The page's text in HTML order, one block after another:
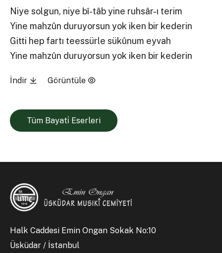
Niye solgun, niye bî-tâb yine ruhsâr-ı terim
Yine mahzûn duruyorsun yok iken bir kederin
Gitti hep fartı teessürle sükûnum eyvah
Yine mahzûn duruyorsun yok iken bir kederin
İndir Görüntüle
Tüm Bayati̇ Eserleri
Halk Caddesi Emin Ongan Sokak No:10
Üsküdar / İstanbul